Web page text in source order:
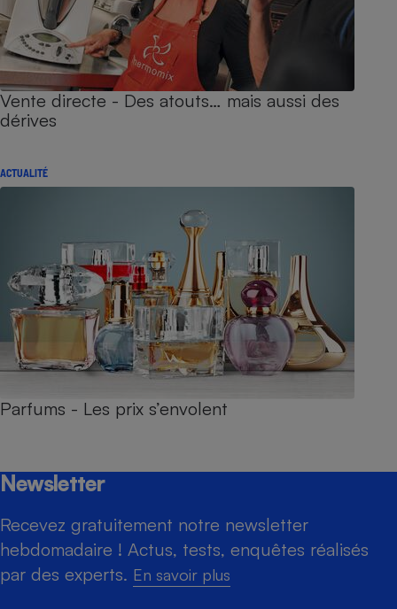
Vente directe - Des atouts… mais aussi des
dérives
ACTUALITÉ
Parfums - Les prix s’envolent
Newsletter
Recevez gratuitement notre newsletter
hebdomadaire ! Actus, tests, enquêtes réalisés
par des experts. En savoir plus